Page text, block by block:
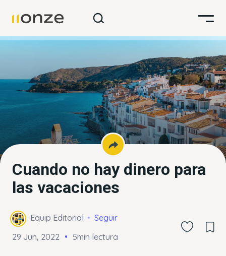
Cuando no hay dinero para
las vacaciones
Equip Editorial
Seguir
29 Jun, 2022
5min lectura